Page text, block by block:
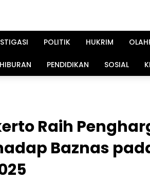
POLITIK HUKRIM
HIBURAN PENDIDIKAN SOSIAL
Raih
Baznas